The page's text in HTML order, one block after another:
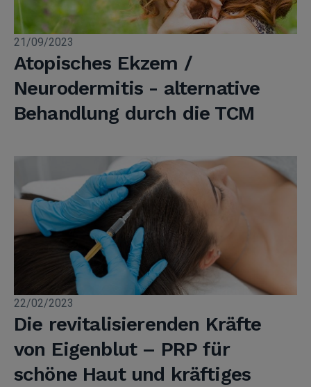
21/09/2023
Atopisches Ekzem /
Neurodermitis - alternative
Behandlung durch die TCM
22/02/2023
Die revitalisierenden Kräfte
von Eigenblut – PRP für
schöne Haut und kräftiges